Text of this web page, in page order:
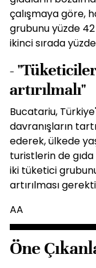
çalışmaya göre,
grubunu yüzde
ikinci sırada
-
artırılmalı"
Bucatariu,
davranışların
ederek, ülkede
turistlerin de
iki tüketici
artırılması
AA
Öne